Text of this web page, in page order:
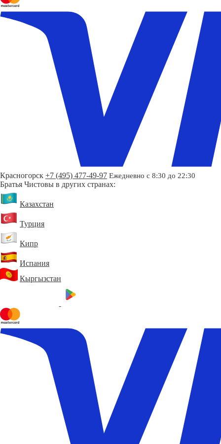
Красногорск +7 (495) 477-49-97 Ежедневно с 8:30 до 22:30
Братья Чистовы в других странах:
Казахстан
Турция
Кипр
Испания
Кыргызстан